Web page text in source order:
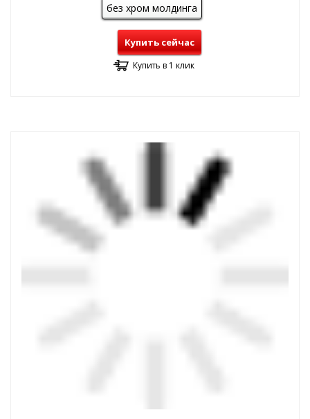
без хром молдинга
Купить сейчас
Купить в 1 клик